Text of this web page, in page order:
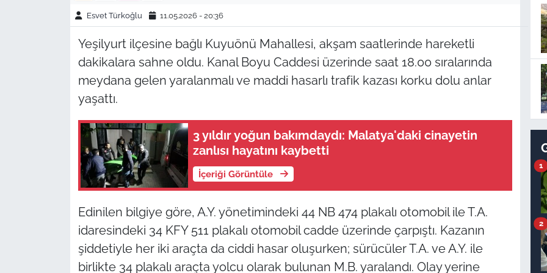
Esvet Türkoğlu 11.05.2026 - 20:36
Yeşilyurt ilçesine bağlı Kuyuönü Mahallesi, akşam saatlerinde hareketli
dakikalara sahne oldu. Kanal Boyu Caddesi üzerinde saat 18.00 sıralarında
meydana gelen yaralanmalı ve maddi hasarlı trafik kazası korku dolu anlar
yaşattı.
3 yıldır yoğun bakımdaydı: Malatya'daki cinayetin
zanlısı hayatını kaybetti
İçeriği Görüntüle
Edinilen bilgiye göre, A.Y. yönetimindeki 44 NB 474 plakalı otomobil ile T.A.
idaresindeki 34 KFY 511 plakalı otomobil cadde üzerinde çarpıştı. Kazanın
şiddetiyle her iki araçta da ciddi hasar oluşurken; sürücüler T.A. ve A.Y. ile
birlikte 34 plakalı araçta yolcu olarak bulunan M.B. yaralandı. Olay yerine
1
2